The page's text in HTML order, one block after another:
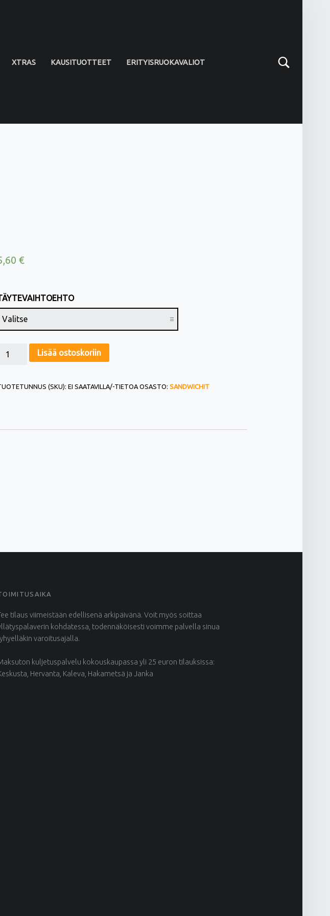
XTRAS KAUSITUOTTEET ERITYISRUOKAVALIOT
€
Lisää ostoskoriin
(SKU):EI SAATAVILLA/-TIETOA OSASTO:SANDWICHIT
tilaus viimeistään edellisenä arkipäivänä. Voit myös soittaa
kohdatessa, todennäköisesti voimme palvella sinua
lyhyelläkin varoitusajalla.
kuljetuspalvelu kokouskaupassa yli 25 euron tilauksissa:
Hervanta, Kaleva, Hakametsä ja Janka